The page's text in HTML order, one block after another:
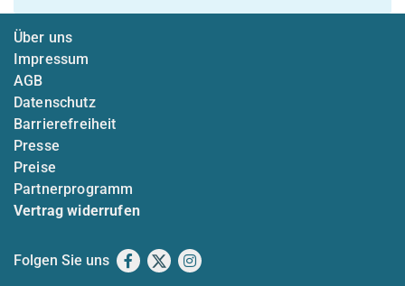
Über uns
Impressum
AGB
Datenschutz
Barrierefreiheit
Presse
Preise
Partnerprogramm
Vertrag widerrufen
Folgen Sie uns Facebook
X Instagram